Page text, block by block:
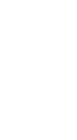
hochwertigen
Wichtig ist,
identisch